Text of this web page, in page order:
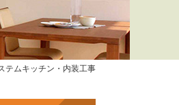
テムキッチン・内装工事